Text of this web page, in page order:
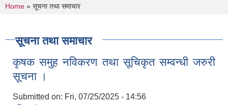
You are here
Home » सूचना तथा समाचार
सूचना तथा समाचार
कृषक समुह नविकरण तथा सूचिकृत सम्वन्धी जरुरी
सूचना ।
Submitted on: Fri, 07/25/2025 - 14:56